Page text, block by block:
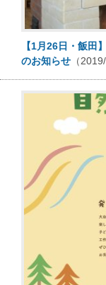
【1月26日・飯田
のお知らせ （